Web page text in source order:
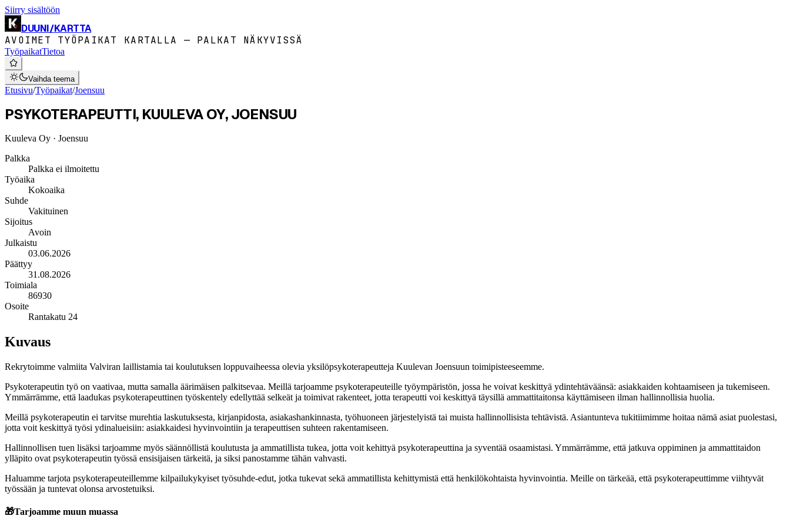
Siirry sisältöön
DUUNI/KARTTA
AVOIMET TYÖPAIKAT KARTALLA — PALKAT NÄKYVISSÄ
TyöpaikatTietoa
Vaihda teema
Etusivu/Työpaikat/Joensuu
PSYKOTERAPEUTTI, KUULEVA OY, JOENSUU
Kuuleva Oy · Joensuu
Palkka
Palkka ei ilmoitettu
Työaika
Kokoaika
Suhde
Vakituinen
Sijoitus
Avoin
Julkaistu
03.06.2026
Päättyy
31.08.2026
Toimiala
86930
Osoite
Rantakatu 24
Kuvaus
Rekrytoimme valmiita Valviran laillistamia tai koulutuksen loppuvaiheessa olevia yksilöpsykoterapeutteja Kuulevan Joensuun toimipisteeseemme.
Psykoterapeutin työ on vaativaa, mutta samalla äärimäisen palkitsevaa. Meillä tarjoamme psykoterapeuteille työympäristön, jossa he voivat keskittyä ydintehtäväänsä: asiakkaiden kohtaamiseen ja tukemiseen.
Ymmärrämme, että laadukas psykoterapeuttinen työskentely edellyttää selkeät ja toimivat rakenteet, jotta terapeutti voi keskittyä täysillä ammattitaitonsa käyttämiseen ilman hallinnollisia huolia.
Meillä psykoterapeutin ei tarvitse murehtia laskutuksesta, kirjanpidosta, asiakashankinnasta, työhuoneen järjestelyistä tai muista hallinnollisista tehtävistä. Asiantunteva tukitiimimme hoitaa nämä asiat puolestasi,
jotta voit keskittyä työsi ydinalueisiin: asiakkaidesi hyvinvointiin ja terapeuttisen suhteen rakentamiseen.
Hallinnollisen tuen lisäksi tarjoamme myös säännöllistä koulutusta ja ammatillista tukea, jotta voit kehittyä psykoterapeuttina ja syventää osaamistasi. Ymmärrämme, että jatkuva oppiminen ja ammattitaidon
ylläpito ovat psykoterapeutin työssä ensisijaisen tärkeitä, ja siksi panostamme tähän vahvasti.
Haluamme tarjota psykoterapeuteillemme kilpailukykyiset työsuhde-edut, jotka tukevat sekä ammatillista kehittymistä että henkilökohtaista hyvinvointia. Meille on tärkeää, että psykoterapeuttimme viihtyvät
työssään ja tuntevat olonsa arvostetuiksi.
🎁Tarjoamme muun muassa